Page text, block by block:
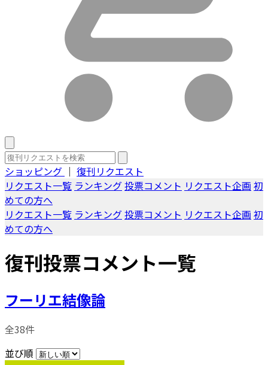
ショッピング ｜ 復刊リクエスト
リクエスト一覧 ランキング投票コメント リクエスト企画 初
めての方へ
リクエスト一覧 ランキング投票コメント リクエスト企画 初
めての方へ
復刊投票コメント一覧
フーリエ結像論
全38件
並び順